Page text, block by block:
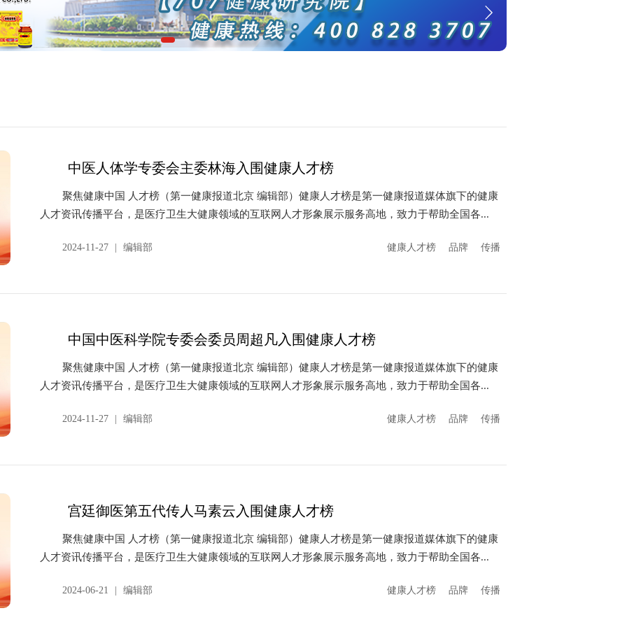
中医人体学专委会主委林海入围健康人才榜
聚焦健康中国 人才榜（第一健康报道北京 编辑部）健康人才榜是第一健康报道媒体旗下的健康
人才资讯传播平台，是医疗卫生大健康领域的互联网人才形象展示服务高地，致力于帮助全国各...
2024-11-27 编辑部 健康人才榜 品牌 传播
中国中医科学院专委会委员周超凡入围健康人才榜
聚焦健康中国 人才榜（第一健康报道北京 编辑部）健康人才榜是第一健康报道媒体旗下的健康
人才资讯传播平台，是医疗卫生大健康领域的互联网人才形象展示服务高地，致力于帮助全国各...
2024-11-27 编辑部 健康人才榜 品牌 传播
宫廷御医第五代传人马素云入围健康人才榜
聚焦健康中国 人才榜（第一健康报道北京 编辑部）健康人才榜是第一健康报道媒体旗下的健康
人才资讯传播平台，是医疗卫生大健康领域的互联网人才形象展示服务高地，致力于帮助全国各...
2024-06-21 编辑部 健康人才榜 品牌 传播